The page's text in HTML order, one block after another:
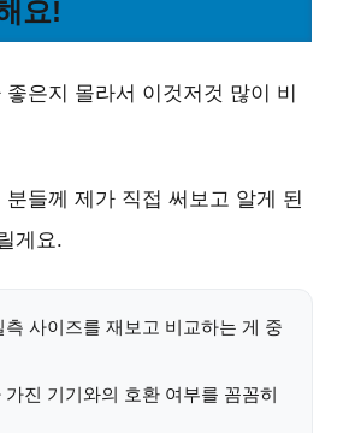
요!
은지 몰라서 이것저것 많이 비
들께 제가 직접 써보고 알게 된
게요.
측 사이즈를 재보고 비교하는 게 중
가진 기기와의 호환 여부를 꼼꼼히